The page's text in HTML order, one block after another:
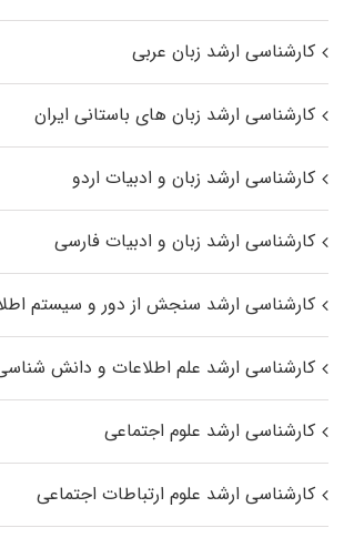
کارشناسی ارشد زبان عربی
کارشناسی ارشد زبان‌ های باستانی ایران
کارشناسی ارشد زبان و ادبیات اردو
کارشناسی ارشد زبان و ادبیات فارسی
کارشناسی ارشد سنجش از دور و سیستم
کارشناسی ارشد علم اطلاعات و دانش
کارشناسی ارشد علوم اجتماعی
کارشناسی ارشد علوم ارتباطات اجتماعی